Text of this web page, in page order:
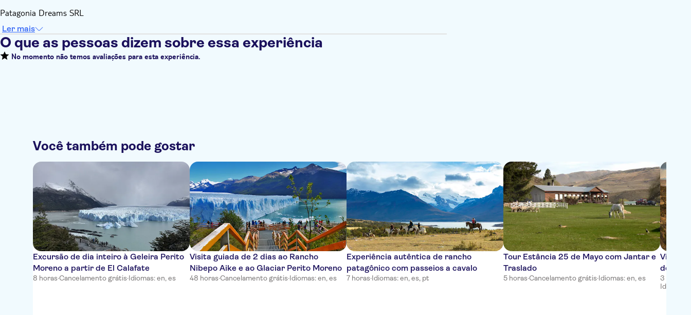
Patagonia Dreams SRL
Ler mais
O que as pessoas dizem sobre essa experiência
No momento não temos avaliações para esta experiência.
Você também pode gostar
Excursão de dia inteiro à Geleira Perito
Moreno a partir de El Calafate
8 horas·Cancelamento grátis·Idiomas: en, es
Visita guiada de 2 dias ao Rancho
Nibepo Aike e ao Glaciar Perito Moreno
48 horas·Cancelamento grátis·Idiomas: en, es
Experiência autêntica de rancho
patagônico com passeios a cavalo
7 horas·Idiomas: en, es, pt
Tour Estância 25 de Mayo com Jantar e
Traslado
5 horas·Cancelamento grátis·Idiomas: en, es
de El
3 horas
Idiomas: